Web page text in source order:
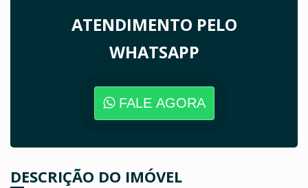
ATENDIMENTO PELO
WHATSAPP
FALE AGORA
DESCRIÇÃO DO IMÓVEL